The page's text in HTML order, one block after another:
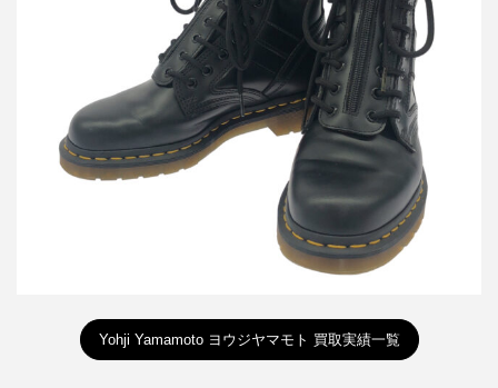
プブーツ
買取金額12,000円
詳しく見る
Yohji Yamamoto ヨウジヤマモト 買取実績一覧